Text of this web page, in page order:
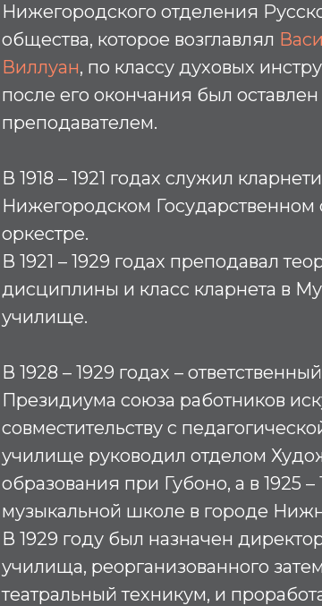
Нижегородского отделения
общества, которое возглавлял
Виллуан, по классу духовых
после его окончания был
преподавателем.
В 1918 – 1921 годах служил
Нижегородском
оркестре.
В 1921 – 1929 годах преподавал
дисциплины и класс кларнета в
училище.
В 1928 – 1929 годах –
Президиума союза работников
совместительству с
училище руководил отделом
образования при Губоно, а в 1925 –
музыкальной школе в городе
В 1929 году был назначен
училища, реорганизованного
театральный техникум, и